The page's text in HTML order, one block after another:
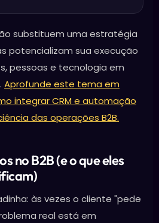
substituem uma estratégia
potencializam sua execução
pessoas e tecnologia em
Aprofunde este tema em
integrar CRM e automação
das operações B2B.
no B2B (e o que eles
às vezes o cliente "pede
real está em